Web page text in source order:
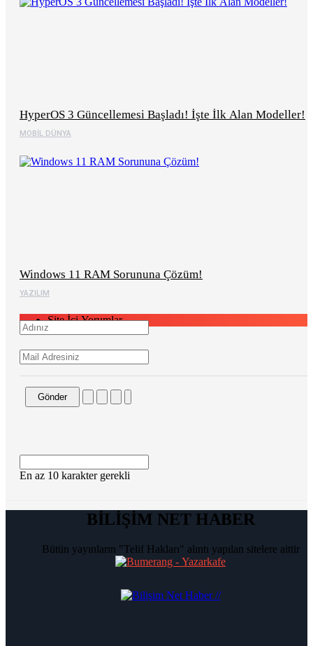
MOBIL DÜNYA
HyperOS 3 Güncellemesi Başladı! İşte İlk Alan Modeller!
YAZILIM
Windows 11 RAM Sorununa Çözüm!
Site İçi Yorumlar
Gönder
En az 10 karakter gerekli
BİLİŞİM NET HABER
Bütün yayınların "Telif Hakları" alıntı yapılan sitelere aittir